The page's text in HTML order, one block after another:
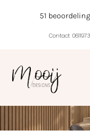
51
Contact